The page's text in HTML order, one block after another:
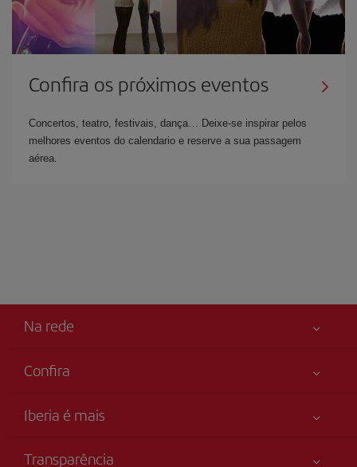
Confira os próximos eventos
Concertos, teatro, festivais, dança… Deixe-se inspirar pelos
melhores eventos do calendario e reserve a sua passagem
aérea.
Na rede
Confira
Acessibilidade
Iberia é mais
Transparência